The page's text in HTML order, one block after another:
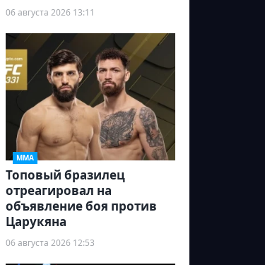
06 августа 2026 13:11
ММА
Топовый бразилец
отреагировал на
объявление боя против
Царукяна
06 августа 2026 12:53